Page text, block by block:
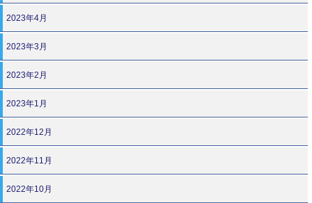
2023年4月
2023年3月
2023年2月
2023年1月
2022年12月
2022年11月
2022年10月